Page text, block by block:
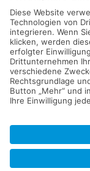
genommen und
angegebenen
werden. Meine
zweckgebunden
Anfrage genutzt.
Bestätigung